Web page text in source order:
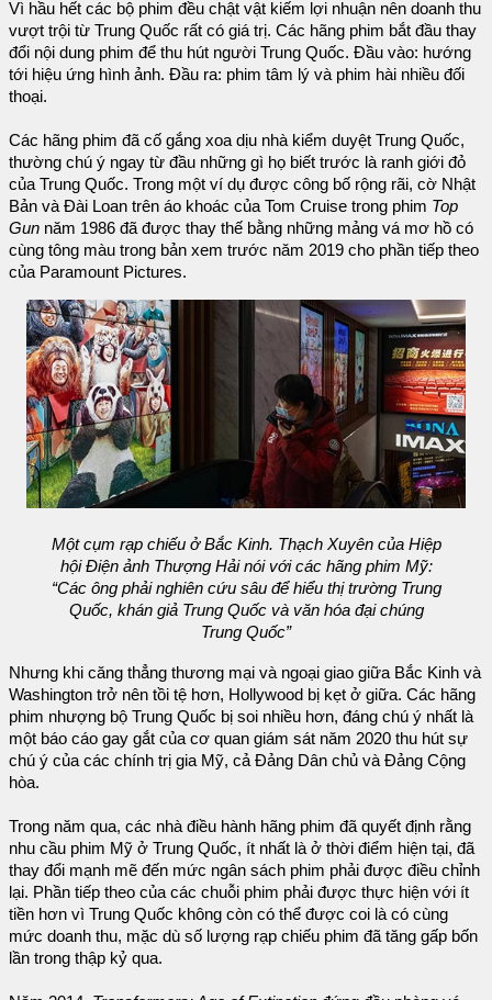
Vì hầu hết các bộ phim đều chật vật kiếm lợi nhuận nên doanh thu
vượt trội từ Trung Quốc rất có giá trị. Các hãng phim bắt đầu thay
đổi nội dung phim để thu hút người Trung Quốc. Đầu vào: hướng
tới hiệu ứng hình ảnh. Đầu ra: phim tâm lý và phim hài nhiều đối
thoại.
Các hãng phim đã cố gắng xoa dịu nhà kiểm duyệt Trung Quốc,
thường chú ý ngay từ đầu những gì họ biết trước là ranh giới đỏ
của Trung Quốc. Trong một ví dụ được công bố rộng rãi, cờ Nhật
Bản và Đài Loan trên áo khoác của Tom Cruise trong phim Top
Gun năm 1986 đã được thay thế bằng những mảng vá mơ hồ có
cùng tông màu trong bản xem trước năm 2019 cho phần tiếp theo
của Paramount Pictures.
Một cụm rạp chiếu ở Bắc Kinh. Thạch Xuyên của Hiệp
hội Điện ảnh Thượng Hải nói với các hãng phim Mỹ:
“Các ông phải nghiên cứu sâu để hiểu thị trường Trung
Quốc, khán giả Trung Quốc và văn hóa đại chúng
Trung Quốc”
Nhưng khi căng thẳng thương mại và ngoại giao giữa Bắc Kinh và
Washington trở nên tồi tệ hơn, Hollywood bị kẹt ở giữa. Các hãng
phim nhượng bộ Trung Quốc bị soi nhiều hơn, đáng chú ý nhất là
một báo cáo gay gắt của cơ quan giám sát năm 2020 thu hút sự
chú ý của các chính trị gia Mỹ, cả Đảng Dân chủ và Đảng Cộng
hòa.
Trong năm qua, các nhà điều hành hãng phim đã quyết định rằng
nhu cầu phim Mỹ ở Trung Quốc, ít nhất là ở thời điểm hiện tại, đã
thay đổi mạnh mẽ đến mức ngân sách phim phải được điều chỉnh
lại. Phần tiếp theo của các chuỗi phim phải được thực hiện với ít
tiền hơn vì Trung Quốc không còn có thể được coi là có cùng
mức doanh thu, mặc dù số lượng rạp chiếu phim đã tăng gấp bốn
lần trong thập kỷ qua.